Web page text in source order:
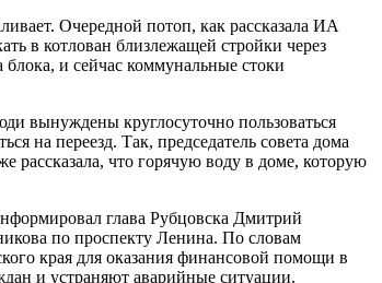
Очередной потоп, как рассказала ИА
в котлован близлежащей стройки через
блока, и сейчас коммунальные стоки
вынуждены круглосуточно пользоваться
на переезд. Так, председатель совета дома
рассказала, что горячую воду в доме, которую
глава Рубцовска Дмитрий
по проспекту Ленина. По словам
края для оказания финансовой помощи в
и устраняют аварийные ситуации.